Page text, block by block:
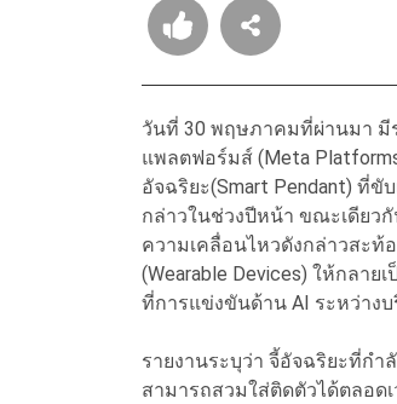
วันที่ 30 พฤษภาคมที่ผ่านมา มี
แพลตฟอร์มส์ (Meta
อัจฉริยะ(Smart Pendant) ที่
กล่าวในช่วงปีหน้า ขณะเดียว
ความเคลื่อนไหวดังกล่าวสะท้
(Wearable Devices) ให้กลา
ที่การแข่งขันด้าน AI ระหว่า
รายงานระบุว่า จี้อัจฉริยะที่ก
สามารถสวมใส่ติดตัวได้ตลอด